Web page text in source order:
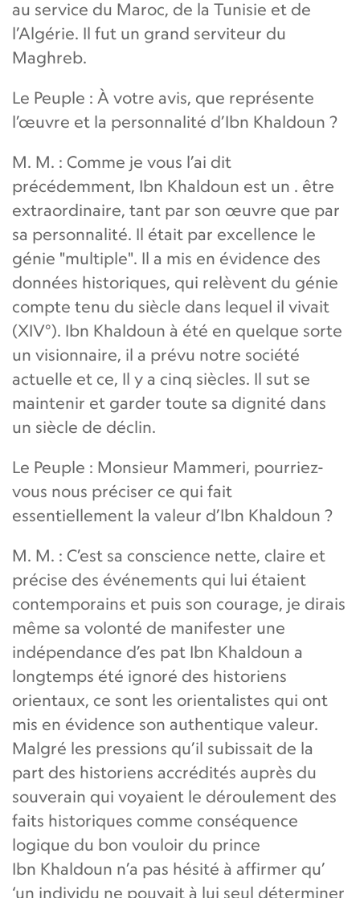
au service du Maroc, de la Tunisie et de
l’Algérie. Il fut un grand serviteur du
Maghreb.
Le Peuple : À votre avis, que représente
l’œuvre et la personnalité d’Ibn Khaldoun ?
M. M. : Comme je vous l’ai dit
précédemment, Ibn Khaldoun est un . être
extraordinaire, tant par son œuvre que par
sa personnalité. Il était par excellence le
génie "multiple". Il a mis en évidence des
données historiques, qui relèvent du génie
compte tenu du siècle dans lequel il vivait
(XIV°). Ibn Khaldoun à été en quelque sorte
un visionnaire, il a prévu notre société
actuelle et ce, Il y a cinq siècles. Il sut se
maintenir et garder toute sa dignité dans
un siècle de déclin.
Le Peuple : Monsieur Mammeri, pourriez-
vous nous préciser ce qui fait
essentiellement la valeur d’Ibn Khaldoun ?
M. M. : C’est sa conscience nette, claire et
précise des événements qui lui étaient
contemporains et puis son courage, je dirais
même sa volonté de manifester une
indépendance d’es pat Ibn Khaldoun a
longtemps été ignoré des historiens
orientaux, ce sont les orientalistes qui ont
mis en évidence son authentique valeur.
Malgré les pressions qu’il subissait de la
part des historiens accrédités auprès du
souverain qui voyaient le déroulement des
faits historiques comme conséquence
logique du bon vouloir du prince
Ibn Khaldoun n’a pas hésité à affirmer qu’
‘un individu ne pouvait à lui seul déterminer